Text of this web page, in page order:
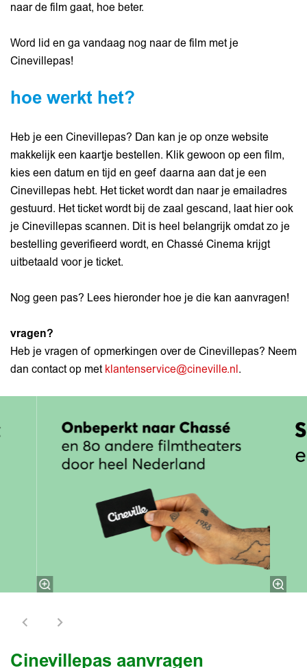
naar de film gaat, hoe beter.
Word lid en ga vandaag nog naar de film met je
Cinevillepas!
hoe werkt het?
Heb je een Cinevillepas? Dan kan je op onze website
makkelijk een kaartje bestellen. Klik gewoon op een film,
kies een datum en tijd en geef daarna aan dat je een
Cinevillepas hebt. Het ticket wordt dan naar je emailadres
gestuurd. Het ticket wordt bij de zaal gescand, laat hier ook
je Cinevillepas scannen. Dit is heel belangrijk omdat zo je
bestelling geverifieerd wordt, en Chassé Cinema krijgt
uitbetaald voor je ticket.
Nog geen pas? Lees hieronder hoe je die kan aanvragen!
vragen?
Heb je vragen of opmerkingen over de Cinevillepas? Neem
dan contact op met klantenservice@cineville.nl.
Cinevillepas aanvragen